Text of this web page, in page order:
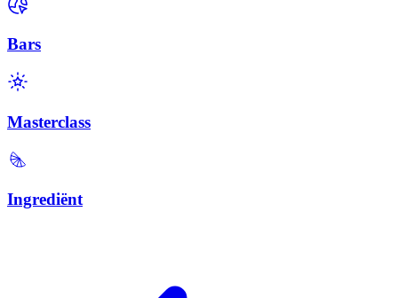
Bars
Masterclass
Ingrediënt